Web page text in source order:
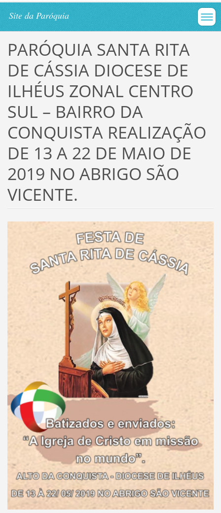
Site da Paróquia
PARÓQUIA SANTA RITA
DE CÁSSIA DIOCESE DE
ILHÉUS ZONAL CENTRO
SUL – BAIRRO DA
CONQUISTA REALIZAÇÃO
DE 13 A 22 DE MAIO DE
2019 NO ABRIGO SÃO
VICENTE.